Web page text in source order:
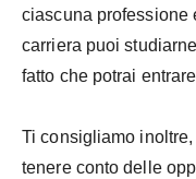
ciascuna professione
carriera puoi
fatto che potrai
Ti consigliamo
tenere conto delle